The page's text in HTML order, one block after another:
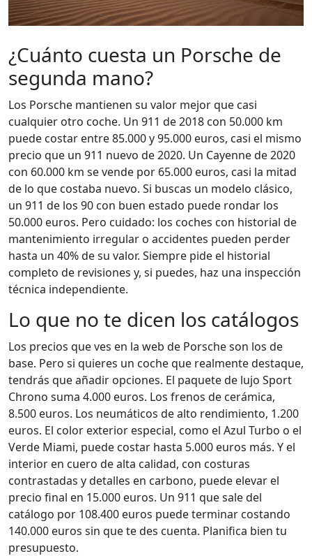
¿Cuánto cuesta un Porsche de
segunda mano?
Los Porsche mantienen su valor mejor que casi
cualquier otro coche. Un 911 de 2018 con 50.000 km
puede costar entre 85.000 y 95.000 euros, casi el mismo
precio que un 911 nuevo de 2020. Un Cayenne de 2020
con 60.000 km se vende por 65.000 euros, casi la mitad
de lo que costaba nuevo. Si buscas un modelo clásico,
un 911 de los 90 con buen estado puede rondar los
50.000 euros. Pero cuidado: los coches con historial de
mantenimiento irregular o accidentes pueden perder
hasta un 40% de su valor. Siempre pide el historial
completo de revisiones y, si puedes, haz una inspección
técnica independiente.
Lo que no te dicen los catálogos
Los precios que ves en la web de Porsche son los de
base. Pero si quieres un coche que realmente destaque,
tendrás que añadir opciones. El paquete de lujo Sport
Chrono suma 4.000 euros. Los frenos de cerámica,
8.500 euros. Los neumáticos de alto rendimiento, 1.200
euros. El color exterior especial, como el Azul Turbo o el
Verde Miami, puede costar hasta 5.000 euros más. Y el
interior en cuero de alta calidad, con costuras
contrastadas y detalles en carbono, puede elevar el
precio final en 15.000 euros. Un 911 que sale del
catálogo por 108.400 euros puede terminar costando
140.000 euros sin que te des cuenta. Planifica bien tu
presupuesto.